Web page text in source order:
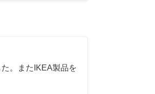
。またIKEA製品を